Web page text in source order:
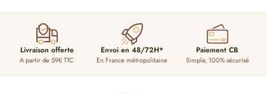
Livraison offerte
A partir de 59€ TTC
Envoi en 48/72H*
En France métropolitaine
Paiement CB
Simple, 100% sécurisé